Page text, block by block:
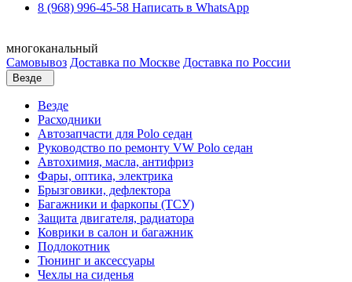
8 (968) 996-45-58 Написать в WhatsApp
многоканальный
Самовывоз Доставка по Москве Доставка по России
Везде
Везде
Расходники
Автозапчасти для Polo седан
Руководство по ремонту VW Polo седан
Автохимия, масла, антифриз
Фары, оптика, электрика
Брызговики, дефлектора
Багажники и фаркопы (ТСУ)
Защита двигателя, радиатора
Коврики в салон и багажник
Подлокотник
Тюнинг и аксессуары
Чехлы на сиденья